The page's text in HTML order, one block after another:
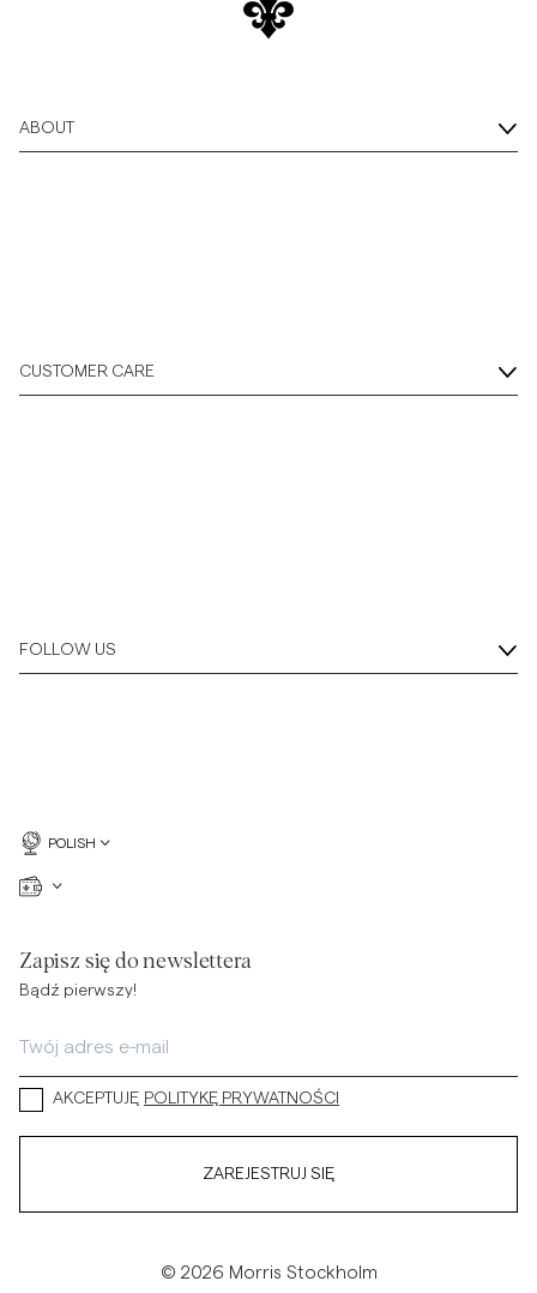
ABOUT
CUSTOMER CARE
FOLLOW US
POLISH
Zapisz się do newslettera
Bądź pierwszy!
AKCEPTUJĘ POLITYKĘ PRYWATNOŚCI
ZAREJESTRUJ SIĘ
© 2026 Morris Stockholm